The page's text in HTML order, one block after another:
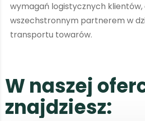
wymagań logistycznych klientów,
wszechstronnym partnerem w
transportu towarów.
W naszej ofer
znajdziesz: